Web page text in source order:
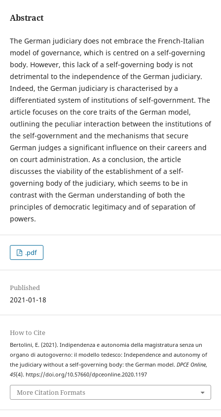
Abstract
The German judiciary does not embrace the French-Italian
model of governance, which is centred on a self-governing
body. However, this lack of a self-governing body is not
detrimental to the independence of the German judiciary.
Indeed, the German judiciary is characterised by a
differentiated system of institutions of self-government. The
article focuses on the core traits of the German model,
outlining the peculiar interaction between the institutions of
the self-government and the mechanisms that secure
German judges a significant influence on their careers and
on court administration. As a conclusion, the article
discusses the viability of the establishment of a self-
governing body of the judiciary, which seems to be in
contrast with the German understanding of both the
principles of democratic legitimacy and of separation of
powers.
.pdf
Published
2021-01-18
How to Cite
Bertolini, E. (2021). Indipendenza e autonomia della magistratura senza un
organo di autogoverno: il modello tedesco: Independence and autonomy of
the judiciary without a self-governing body: the German model. DPCE Online,
45(4). https://doi.org/10.57660/dpceonline.2020.1197
More Citation Formats